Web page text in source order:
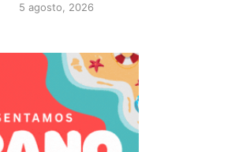
5 agosto, 2026